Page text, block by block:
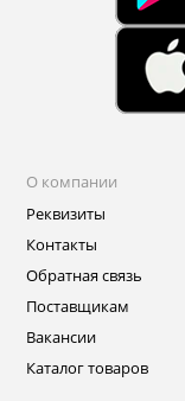
О компании
Реквизиты
Контакты
Обратная связь
Поставщикам
Вакансии
Каталог товаров